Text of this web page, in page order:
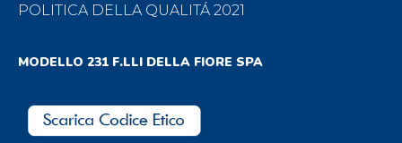
POLITICA DELLA QUALITÁ 2021
MODELLO 231 F.LLI DELLA FIORE SPA